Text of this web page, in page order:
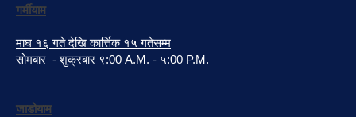
गर्मीयाम
माघ १६ गते देखि कार्त्तिक १५ गतेसम्म
सोमबार - शुक्रबार ९:00 A.M. - ५:00 P.M.
जाडोयाम